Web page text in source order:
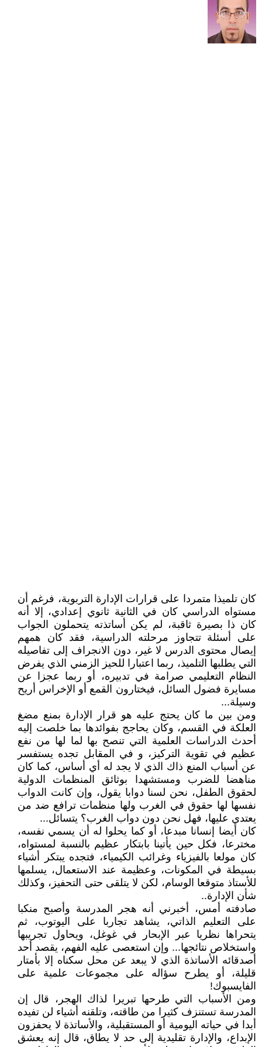
كان تلميذا متمردا على قرارات الإدارة التربوية، فرغم أن
مستواه الدراسي كان في الثانية ثانوي إعدادي، إلا أنه
كان ذا بصيرة ثاقبة، لم يكن أساتذته يتحملون الجواب
على أسئلة تتجاوز مرحلته الدراسية، فقد كان همهم
إيصال محتوى الدرس لا غير، دون الانجراف إلى تفاصيله
التي يطلبها التلميذ، ربما اعتبارا للحيز الزمني الذي يفرض
النظام التعليمي صرامة في تدبيره، أو ربما عجزا عن
مسايرة فضول السائل، فيختارون القمع أو الإخراس أريح
وسيلة...
ومن بين ما كان يحتج عليه هو قرار الإدارة بمنع مضغ
العلكة في القسم، وكان يحاجج بفوائدها بما خلصت إليه
أحدث الدراسات العلمية التي تنصح بها لما لها من نفع
عظيم في تقوية التركيز، و في المقابل تجده يستفسر
عن أسباب المنع ذاك الذي لا يجد له أي أساس، كما كان
مناهضا للضرب ومستشهدا بوثائق المنظمات الدولية
لحقوق الطفل، نحن لسنا دوابا يقول، وإن كانت الدواب
نفسها لها حقوق في الغرب ولها منظمات ترافع ضد من
يعتدي عليها، فهل نحن دون دواب الغرب؟ يتسائل...
كان أيضا إنسانا مبدعا، أو كما يحلوا له أن يسمي نفسه،
مخترعا، فكل حين يأتينا بابتكار عظيم بالنسبة لمستواه،
كان مولعا بالفيزياء وغرائب الكيمياء، فتجده يبتكر أشياء
بسيطة في المكونات، وعظيمة عند الاستعمال، يسلمها
للأستاذ متوقعا الوسام، لكن لا يتلقى حتى التحفيز، وكذلك
شأن الإدارة..
صادفته أمس، أخبرني أنه هجر المدرسة وأصبح منكبا
على التعليم الذاتي، يشاهد تجاربا على اليوتوب، ثم
يتحراها نظريا عبر الإبحار في غوغل، ويحاول تجريبها
واستخلاص نتائجها... وإن استعصى عليه الفهم، يقصد أحد
أصدقائه الأساتذة الذي لا يبعد عن محل سكناه إلا بأمتار
قليلة، أو يطرح سؤاله على مجموعات علمية على
الفايسبوك!
ومن الأسباب التي طرحها تبريرا لذاك الهجر، قال إن
المدرسة تستنزف كثيرا من طاقته، وتلقنه أشياء لن تفيده
أبدا في حياته اليومية أو المستقبلية، والأساتذة لا يحفزون
الإبداع، والإدارة تقليدية إلى حد لا يطاق، قال إنه يعشق